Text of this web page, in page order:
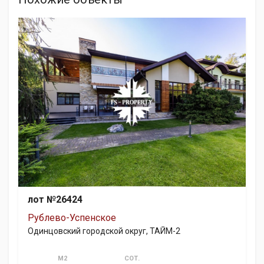
лот №26424
Рублево-Успенское
Одинцовский городской округ, ТАЙМ-2
М2 СОТ.